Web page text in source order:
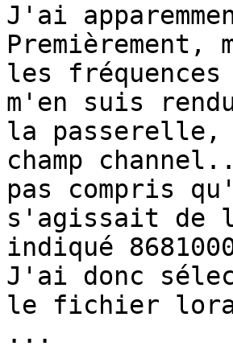
J'ai
Premièrement,
les
m'en suis
la passerelle,
champ
pas compris
s'agissait de
indiqué
J'ai donc
le fichier
...